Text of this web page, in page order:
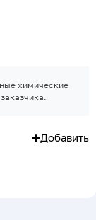
химические
Добавить